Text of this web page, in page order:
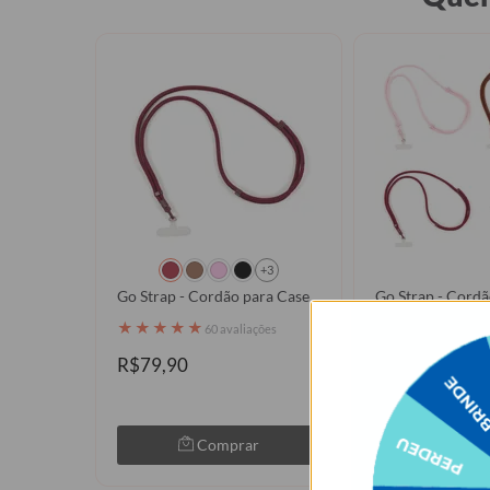
+3
Go Strap - Cordão para Case
★ ★ ★ ★ ★ 60 avaliações
R$79,90
Comprar
Go Strap -
R$79,90